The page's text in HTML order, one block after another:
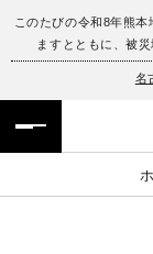
このたびの令和8年熊
ますとともに、被
名
フロアガイド
イベント・
ENGLISH